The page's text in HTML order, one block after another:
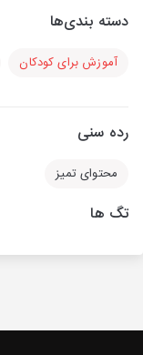
دسته بندی‌ها
آموزش برای کودکان
رده سنی
محتوای تمیز
تگ ها